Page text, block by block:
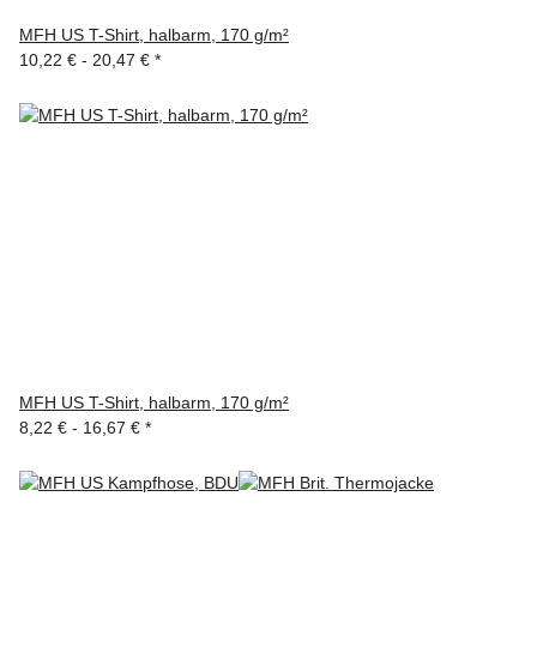
MFH US T-Shirt, halbarm, 170 g/m²
10,22 € - 20,47 € *
MFH US T-Shirt, halbarm, 170 g/m²
8,22 € - 16,67 € *